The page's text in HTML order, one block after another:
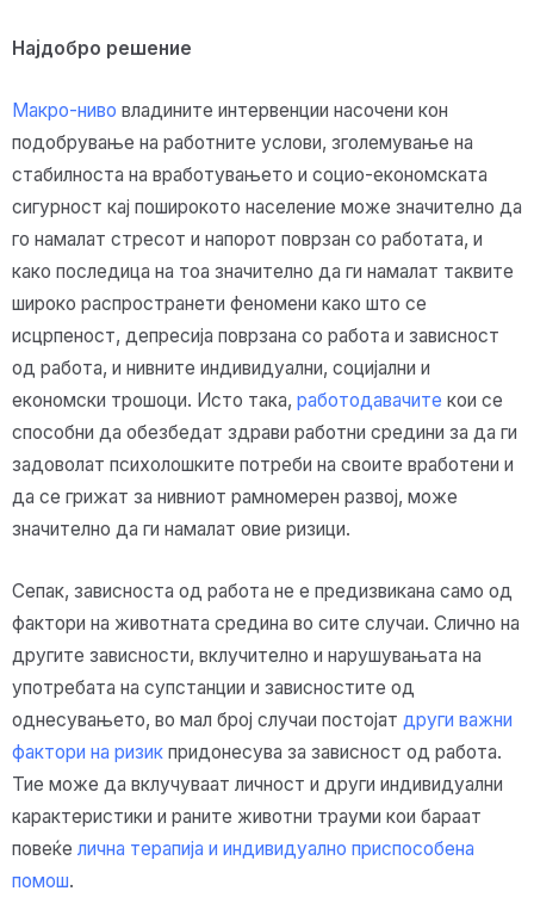
Најдобро решение
Макро-ниво владините интервенции насочени кон
подобрување на работните услови, зголемување на
стабилноста на вработувањето и социо-економската
сигурност кај поширокото население може значително да
го намалат стресот и напорот поврзан со работата, и
како последица на тоа значително да ги намалат таквите
широко распространети феномени како што се
исцрпеност, депресија поврзана со работа и зависност
од работа, и нивните индивидуални, социјални и
економски трошоци. Исто така, работодавачите кои се
способни да обезбедат здрави работни средини за да ги
задоволат психолошките потреби на своите вработени и
да се грижат за нивниот рамномерен развој, може
значително да ги намалат овие ризици.
Сепак, зависноста од работа не е предизвикана само од
фактори на животната средина во сите случаи. Слично на
другите зависности, вклучително и нарушувањата на
употребата на супстанции и зависностите од
однесувањето, во мал број случаи постојат други важни
фактори на ризик придонесува за зависност од работа.
Тие може да вклучуваат личност и други индивидуални
карактеристики и раните животни трауми кои бараат
повеќе лична терапија и индивидуално приспособена
помош.